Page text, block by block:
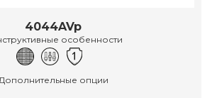
4044AVp
особенности
опции